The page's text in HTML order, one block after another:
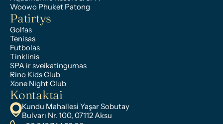
Woowo Phuket Patong
Patirtys
Golfas
Tenisas
Futbolas
Tinklinis
SPA ir sveikatingumas
Rino Kids Club
Xone Night Club
Kontaktai
Kundu Mahallesi Yaşar Sobutay
Bulvarı Nr. 100, 07112 Aksu